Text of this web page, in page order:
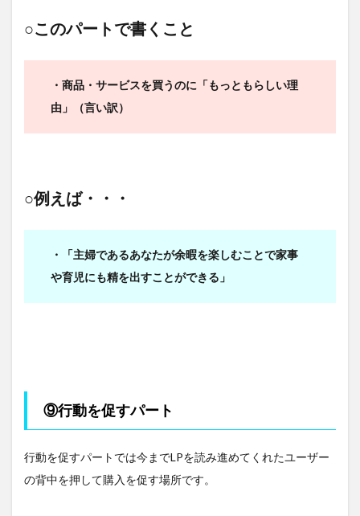
○このパートで書くこと
・商品・サービスを買うのに「もっともらしい理
由」（言い訳）
○例えば・・・
・「主婦であるあなたが余暇を楽しむことで家事
や育児にも精を出すことができる」
⑨行動を促すパート
行動を促すパートでは今までLPを読み進めてくれたユーザー
の背中を押して購入を促す場所です。